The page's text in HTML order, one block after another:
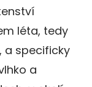
léta, tedy
a specificky
a